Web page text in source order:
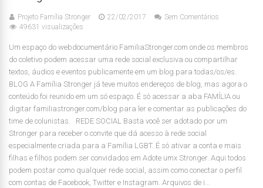
Projeto Família Stronger 22/02/2017
Sem Comentários
49631 visualizações
Um espaço do webdocumentário FamiliaStronger.com onde os membros
do coletivo podem acessar uma rede social exclusiva ou compartilhar
textos, áudios e eventos publicamente em um blog para todas/os/es.
BLOG A Família Stronger já teve muitos endereços de blog, mas agora o
conteúdo foi reunido em um só espaço. É só acessar a aba FAMÍLIA ou
digitar familiastronger.com/blog para ler e comentar as publicações do
time de colunistas. REDE SOCIAL Basta você ser adotado por um
Stronger para receber o convite que dá acesso à rede social
especialmente criada para a Família LGBT. É só ativar a conta e mais
filhas e filhos podem ser convidados em Adote umx Stronger. Aqui todos
podem postar como qualquer rede social, assim como conectar o perfil
com contas de Facebook, Twitter e Instagram. Arquivos de i...